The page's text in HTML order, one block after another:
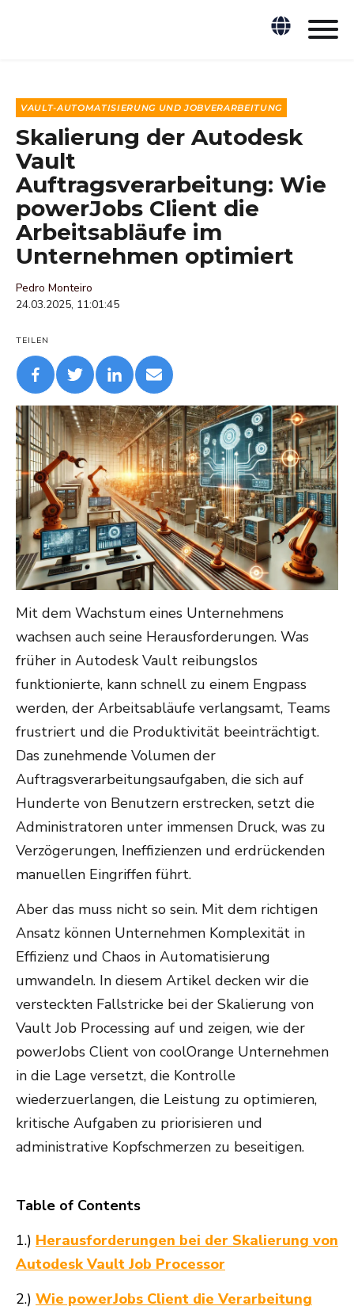
VAULT-AUTOMATISIERUNG UND JOBVERARBEITUNG
Skalierung der Autodesk
Vault
Auftragsverarbeitung: Wie
powerJobs Client die
Arbeitsabläufe im
Unternehmen optimiert
Pedro Monteiro
24.03.2025, 11:01:45
TEILEN
Mit dem Wachstum eines Unternehmens
wachsen auch seine Herausforderungen. Was
früher in Autodesk Vault reibungslos
funktionierte, kann schnell zu einem Engpass
werden, der Arbeitsabläufe verlangsamt, Teams
frustriert und die Produktivität beeinträchtigt.
Das zunehmende Volumen der
Auftragsverarbeitungsaufgaben, die sich auf
Hunderte von Benutzern erstrecken, setzt die
Administratoren unter immensen Druck, was zu
Verzögerungen, Ineffizienzen und erdrückenden
manuellen Eingriffen führt.
Aber das muss nicht so sein. Mit dem richtigen
Ansatz können Unternehmen Komplexität in
Effizienz und Chaos in Automatisierung
umwandeln. In diesem Artikel decken wir die
versteckten Fallstricke bei der Skalierung von
Vault Job Processing auf und zeigen, wie der
powerJobs Client von coolOrange Unternehmen
in die Lage versetzt, die Kontrolle
wiederzuerlangen, die Leistung zu optimieren,
kritische Aufgaben zu priorisieren und
administrative Kopfschmerzen zu beseitigen.
Table of Contents
1.) Herausforderungen bei der Skalierung von
Autodesk Vault Job Processor
2.) Wie powerJobs Client die Verarbeitung